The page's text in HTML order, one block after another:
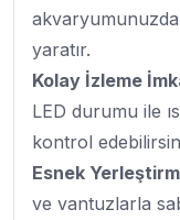
yaratır.
Kolay İzleme
LED durumu ile
kontrol
Esnek
ve vantuzlarla